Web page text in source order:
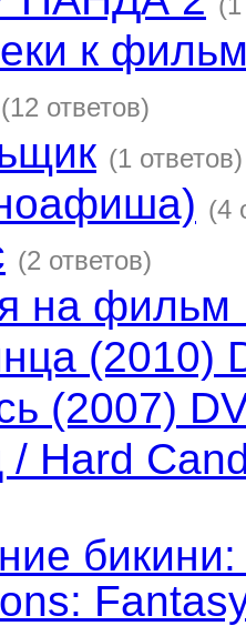
к
(12 ответов)
(1 ответов)
(4
(2 ответов)
на фильм
(2010)
(2007)
Hard